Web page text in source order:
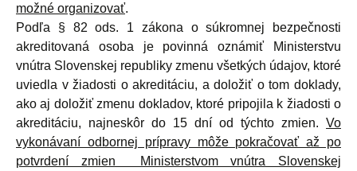
možné organizovať.
Podľa § 82 ods. 1 zákona o súkromnej bezpečnosti
akreditovaná osoba je povinná oznámiť Ministerstvu
vnútra Slovenskej republiky zmenu všetkých údajov, ktoré
uviedla v žiadosti o akreditáciu, a doložiť o tom doklady,
ako aj doložiť zmenu dokladov, ktoré pripojila k žiadosti o
akreditáciu, najneskôr do 15 dní od týchto zmien. Vo
vykonávaní odbornej prípravy môže pokračovať až po
potvrdení zmien Ministerstvom vnútra Slovenskej